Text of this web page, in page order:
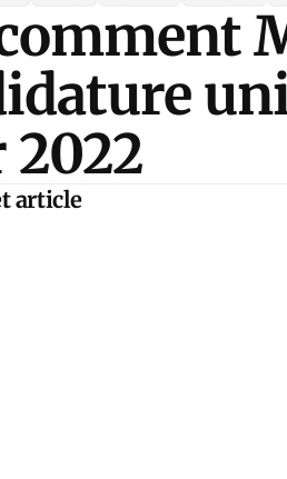
article